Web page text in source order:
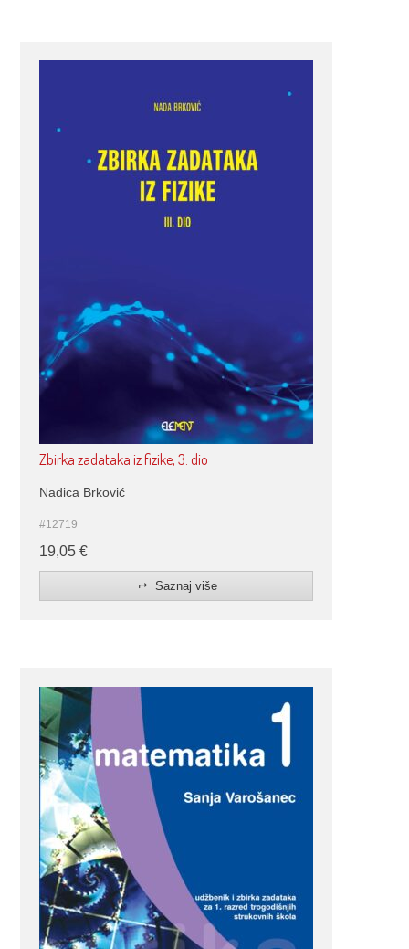
Zbirka zadataka iz fizike, 3. dio
Nadica Brković
#12719
19,05 €
Saznaj više